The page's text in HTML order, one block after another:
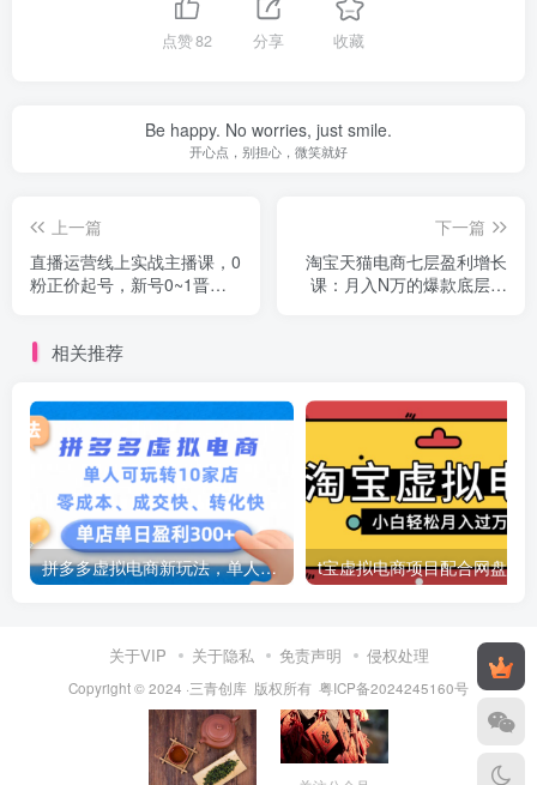
点赞82 分享 收藏
Be happy. No worries, just smile.
开心点，别担心，微笑就好
上一篇
直播运营线上实战主播课，0
粉正价起号，新号0~1晋升
下一篇
淘宝天猫电商七层盈利增长
课：月入N万的爆款底层逻
相关推荐
拼多多虚拟电商新玩法，单人可玩转10家店，零成本、成交快、转化快，号称单店单日可盈利300+
关于VIP 关于隐私 免责声明 侵权处理
Copyright © 2024 ·三青创库 版权所有 粤ICP备2024245160号